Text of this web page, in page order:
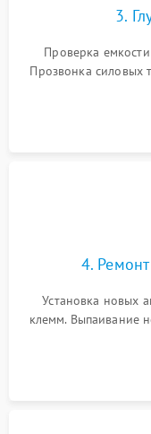
3.
Проверка
Прозвонка силовых
переключения и
4.
Установка новых
клемм. Выпаивание
цепи
Восстановление